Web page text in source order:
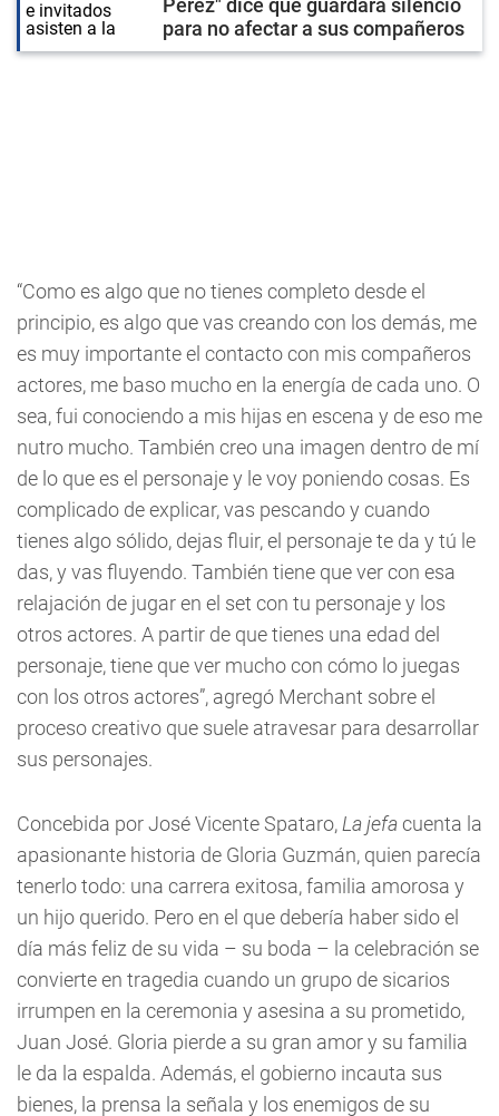
Pérez" dice que guardará silencio
para no afectar a sus compañeros
“Como es algo que no tienes completo desde el
principio, es algo que vas creando con los demás, me
es muy importante el contacto con mis compañeros
actores, me baso mucho en la energía de cada uno. O
sea, fui conociendo a mis hijas en escena y de eso me
nutro mucho. También creo una imagen dentro de mí
de lo que es el personaje y le voy poniendo cosas. Es
complicado de explicar, vas pescando y cuando
tienes algo sólido, dejas fluir, el personaje te da y tú le
das, y vas fluyendo. También tiene que ver con esa
relajación de jugar en el set con tu personaje y los
otros actores. A partir de que tienes una edad del
personaje, tiene que ver mucho con cómo lo juegas
con los otros actores”, agregó Merchant sobre el
proceso creativo que suele atravesar para desarrollar
sus personajes.
Concebida por José Vicente Spataro, La jefacuenta la
apasionante historia de Gloria Guzmán, quien parecía
tenerlo todo: una carrera exitosa, familia amorosa y
un hijo querido. Pero en el que debería haber sido el
día más feliz de su vida – su boda – la celebración se
convierte en tragedia cuando un grupo de sicarios
irrumpen en la ceremonia y asesina a su prometido,
Juan José. Gloria pierde a su gran amor y su familia
le da la espalda. Además, el gobierno incauta sus
bienes, la prensa la señala y los enemigos de su